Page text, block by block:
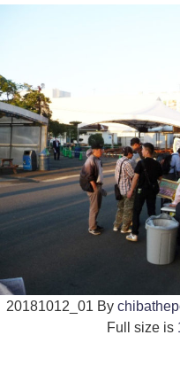
20181012_01 By
Full size is